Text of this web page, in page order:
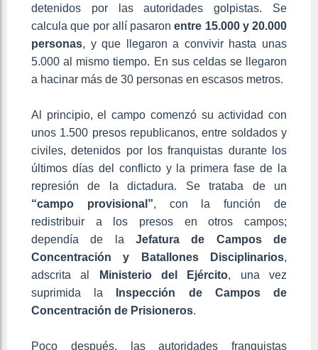
detenidos por las autoridades golpistas. Se
calcula que por allí pasaronentre 15.000 y 20.000
personas, y que llegaron a convivir hasta unas
5.000 al mismo tiempo. En sus celdas se llegaron
a hacinar más de 30 personas en escasos metros.
Al principio, el campo comenzó su actividad con
unos 1.500 presos republicanos, entre soldados y
civiles, detenidos por los franquistas durante los
últimos días del conflicto y la primera fase de la
represión de la dictadura. Se trataba de un
“campo provisional”, con la función de
redistribuir a los presos en otros campos;
dependía de la Jefatura de Campos de
Concentración y Batallones Disciplinarios,
adscrita al
Ministerio del Ejército, una vez
suprimida la
Inspección
de Campos de
Concentración de Prisioneros.
Poco después, las autoridades franquistas